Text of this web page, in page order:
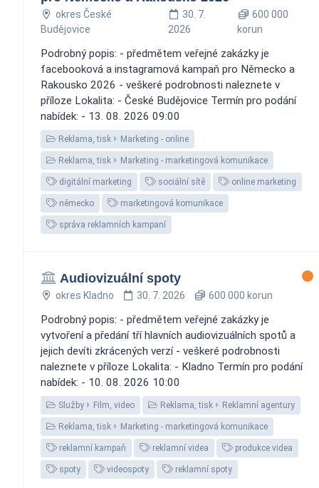
okres České
Budějovice
30. 7.
2026
600 000
korun
Podrobný popis: - předmětem veřejné zakázky je
facebooková a instagramová kampaň pro Německo a
Rakousko 2026 - veškeré podrobnosti naleznete v
příloze Lokalita: - České Budějovice Termín pro podání
nabídek: - 13. 08. 2026 09:00
Reklama, tisk Marketing - online
Reklama, tisk Marketing - marketingová komunikace
digitální marketing sociální sítě online marketing
německo marketingová komunikace
správa reklamních kampaní
Audiovizuální spoty
okres Kladno 30. 7. 2026 600 000 korun
Podrobný popis: - předmětem veřejné zakázky je
vytvoření a předání tří hlavních audiovizuálních spotů a
jejich devíti zkrácených verzí - veškeré podrobnosti
naleznete v příloze Lokalita: - Kladno Termín pro podání
nabídek: - 10. 08. 2026 10:00
Služby Film, video Reklama, tisk Reklamní agentury
Reklama, tisk Marketing - marketingová komunikace
reklamní kampaň reklamní videa produkce videa
spoty videospoty reklamní spoty